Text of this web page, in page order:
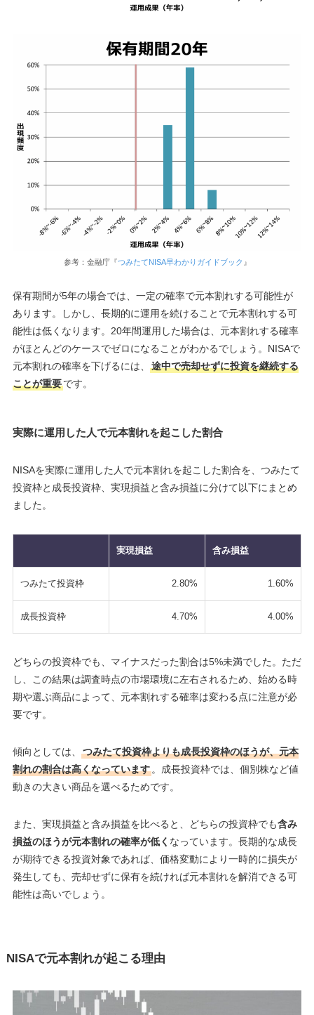
参考：金融庁『つみたてNISA早わかりガイドブック 』
保有期間が5年の場合では、一定の確率で元本割れする可能性が
あります。しかし、長期的に運用を続けることで元本割れする可
能性は低くなります。20年間運用した場合は、元本割れする確率
がほとんどのケースでゼロになることがわかるでしょう。NISAで
元本割れの確率を下げるには、
途中で売却せずに投資を継続する
ことが重要です。
実際に運用した人で元本割れを起こした割合
NISAを実際に運用した人で元本割れを起こした割合を、つみたて
投資枠と成長投資枠、実現損益と含み損益に分けて以下にまとめ
ました。
実現損益 含み損益
つみたて投資枠 2.80% 1.60%
成長投資枠 4.70% 4.00%
どちらの投資枠でも、マイナスだった割合は5%未満でした。ただ
し、この結果は調査時点の市場環境に左右されるため、始める時
期や選ぶ商品によって、元本割れする確率は変わる点に注意が必
要です。
傾向としては、
つみたて投資枠よりも成長投資枠のほうが、元本
割れの割合は高くなっています。成長投資枠では、個別株など値
動きの大きい商品を選べるためです。
また、実現損益と含み損益を比べると、どちらの投資枠でも含み
損益のほうが元本割れの確率が低く なっています。長期的な成長
が期待できる投資対象であれば、価格変動により一時的に損失が
発生しても、売却せずに保有を続ければ元本割れを解消できる可
能性は高いでしょう。
NISAで元本割れが起こる理由